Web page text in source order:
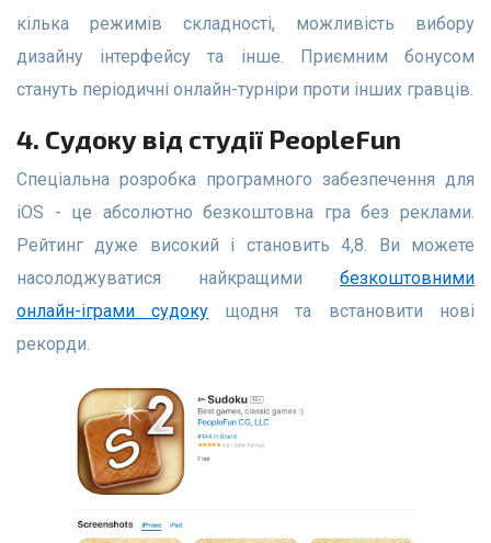
кілька режимів складності, можливість вибору
дизайну інтерфейсу та інше. Приємним бонусом
стануть періодичні онлайн-турніри проти інших гравців.
4. Судоку від студії PeopleFun
Спеціальна розробка програмного забезпечення для
iOS - це абсолютно безкоштовна гра без реклами.
Рейтинг дуже високий і становить 4,8. Ви можете
насолоджуватися найкращими безкоштовними
онлайн-іграми судоку щодня та встановити нові
рекорди.